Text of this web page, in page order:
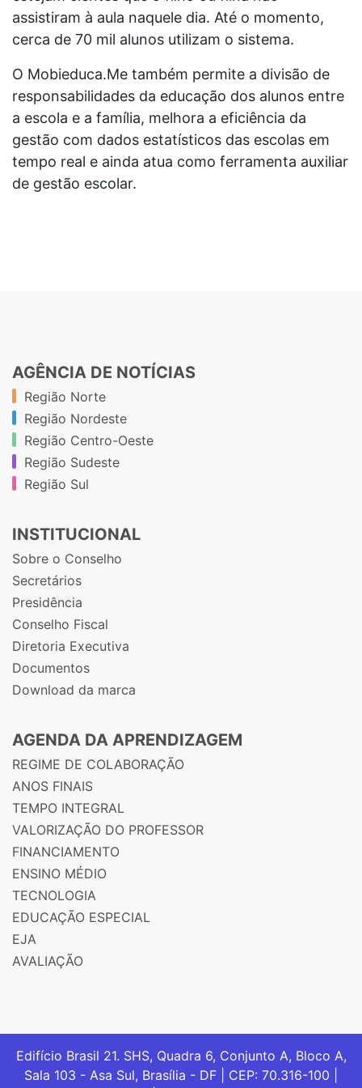
assistiram à aula naquele dia. Até o momento,
cerca de 70 mil alunos utilizam o sistema.
O Mobieduca.Me também permite a divisão de
responsabilidades da educação dos alunos entre
a escola e a família, melhora a eficiência da
gestão com dados estatísticos das escolas em
tempo real e ainda atua como ferramenta auxiliar
de gestão escolar.
AGÊNCIA DE NOTÍCIAS
Região Norte
Região Nordeste
Região Centro-Oeste
Região Sudeste
Região Sul
INSTITUCIONAL
Sobre o Conselho
Secretários
Presidência
Conselho Fiscal
Diretoria Executiva
Documentos
Download da marca
AGENDA DA APRENDIZAGEM
REGIME DE COLABORAÇÃO
ANOS FINAIS
TEMPO INTEGRAL
VALORIZAÇÃO DO PROFESSOR
FINANCIAMENTO
ENSINO MÉDIO
TECNOLOGIA
EDUCAÇÃO ESPECIAL
EJA
AVALIAÇÃO
Edifício Brasil 21. SHS, Quadra 6, Conjunto A, Bloco A,
Sala 103 - Asa Sul, Brasília - DF | CEP: 70.316-100 |